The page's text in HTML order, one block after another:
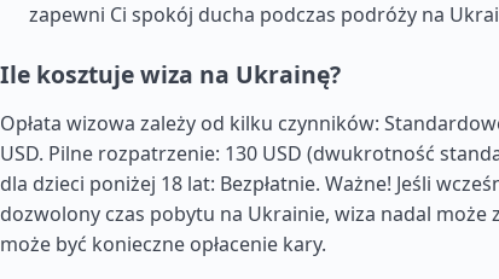
zapewni Ci spokój ducha podczas podróży na
Ile kosztuje wiza na Ukrainę?
Opłata wizowa zależy od kilku czynników:
USD. Pilne rozpatrzenie: 130 USD (dwukrotność
dla dzieci poniżej 18 lat: Bezpłatnie. Ważne! Jeśli
dozwolony czas pobytu na Ukrainie, wiza nadal może
może być konieczne opłacenie kary.